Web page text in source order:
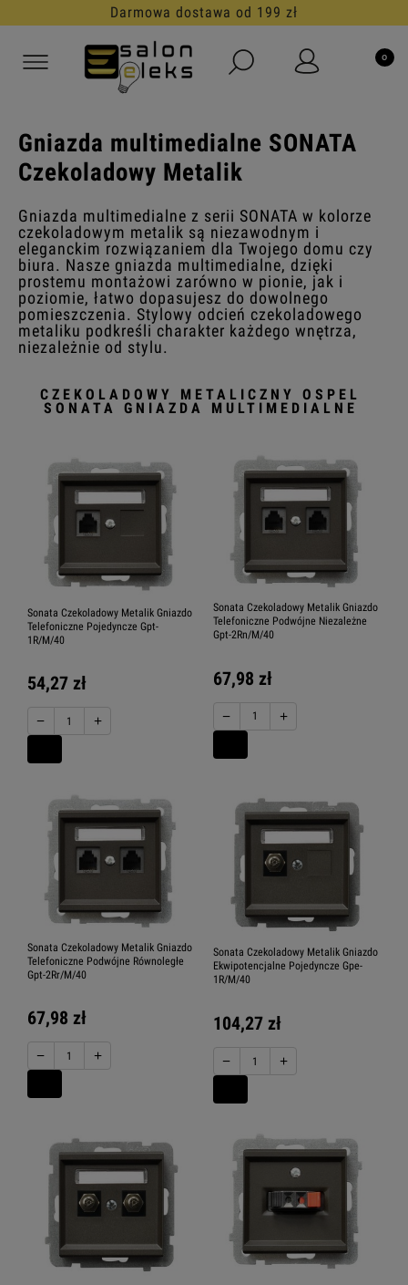
30 dni na darmowy zwrot
Gniazda multimedialne SONATA
Czekoladowy Metalik
Gniazda multimedialne z serii SONATA w kolorze
czekoladowym metalik są niezawodnym i
eleganckim rozwiązaniem dla Twojego domu czy
biura. Nasze gniazda multimedialne, dzięki
prostemu montażowi zarówno w pionie, jak i
poziomie, łatwo dopasujesz do dowolnego
pomieszczenia. Stylowy odcień czekoladowego
metaliku podkreśli charakter każdego wnętrza,
niezależnie od stylu.
CZEKOLADOWY METALICZNY OSPEL
SONATA GNIAZDA MULTIMEDIALNE
Sonata Czekoladowy Metalik Gniazdo
Telefoniczne Pojedyncze Gpt-
1R/M/40
54,27 zł
− +
Sonata Czekoladowy Metalik Gniazdo
Telefoniczne Podwójne Niezależne
Gpt-2Rn/M/40
67,98 zł
− +
Sonata Czekoladowy Metalik Gniazdo
Telefoniczne Podwójne Równoległe
Gpt-2Rr/M/40
67,98 zł
− +
Sonata Czekoladowy Metalik Gniazdo
Ekwipotencjalne Pojedyncze Gpe-
1R/M/40
104,27 zł
− +